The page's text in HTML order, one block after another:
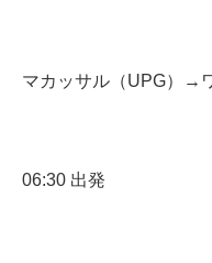
マカッサル（UPG）→
06:30 出発